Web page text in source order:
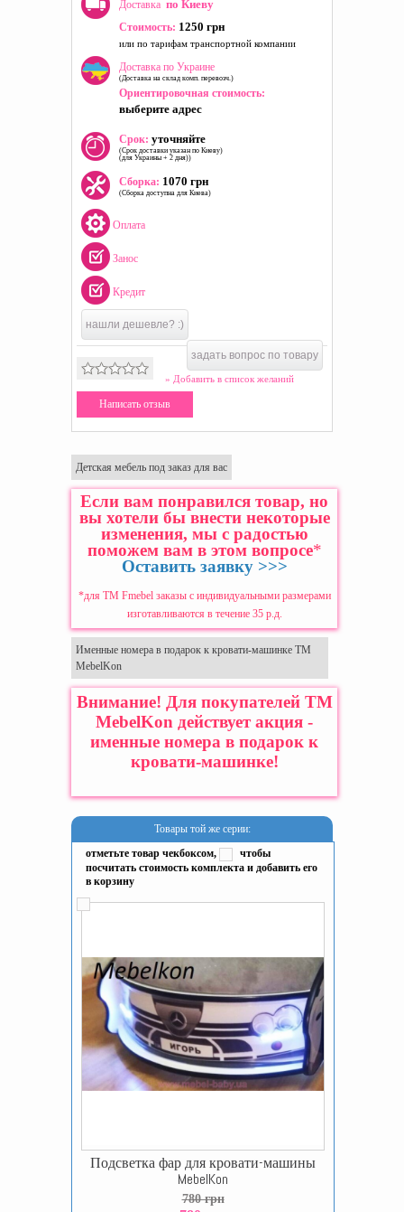
Доставка по Киеву
Стоимость: 1250 грн
или по тарифам транспортной компании
Доставка по Украине
(Доставка на склад комп. перевозч.)
Ориентировочная стоимость:
выберите адрес
Срок: уточняйте
(Срок доставки указан по Киеву)
(для Украины + 2 дня))
Сборка: 1070 грн
(Сборка доступна для Киева)
Оплата
Занос
Кредит
нашли дешевле? :)
задать вопрос по товару
» Добавить в список желаний
Написать отзыв
Детская мебель под заказ для вас
Если вам понравился товар, но
вы хотели бы внести некоторые
изменения, мы с радостью
поможем вам в этом вопросе*
Оставить заявку >>>
*для ТМ Fmebel заказы с индивидуальными размерами
изготавливаются в течение 35 р.д.
Именные номера в подарок к кровати-машинке ТМ
MebelKon
Внимание! Для покупателей ТМ
MebelKon действует акция -
именные номера в подарок к
кровати-машинке!
Товары той же серии:
отметьте товар чекбоксом,
чтобы
посчитать стоимость комплекта и добавить его
в корзину
Подсветка фар для кровати-машины
MebelKon
780 грн